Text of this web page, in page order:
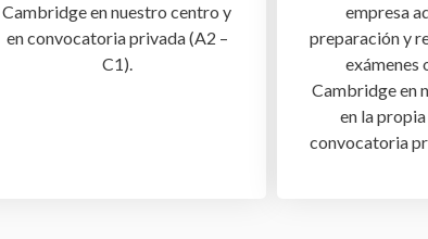
Cambridge en nuestro centro y
en convocatoria privada (A2 –
C1).
empresa
preparación y
exámenes
Cambridge en
en la
convocatoria